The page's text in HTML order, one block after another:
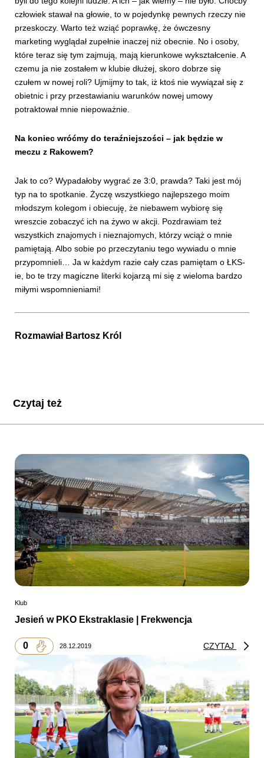
człowiek stawał na głowie, to w pojedynkę pewnych rzeczy nie
przeskoczy. Warto też wziąć poprawkę, że ówczesny
marketing wyglądał zupełnie inaczej niż obecnie. No i osoby,
które teraz się tym zajmują, mają kierunkowe wykształcenie. A
czemu ja nie zostałem w klubie dłużej, skoro dobrze się
czułem w nowej roli? Ujmijmy to tak, iż ktoś nie wywiązał się z
obietnic i przy przestawianiu warunków nowej umowy
potraktował mnie niepoważnie.
Na koniec wróćmy do teraźniejszości – jak będzie w
meczu z Rakowem?
Jak to co? Wypadałoby wygrać ze 3:0, prawda? Taki jest mój
typ na to spotkanie. Życzę wszystkiego najlepszego moim
młodszym kolegom i obiecuję, że niebawem wybiorę się
wreszcie zobaczyć ich na żywo w akcji. Pozdrawiam też
wszystkich znajomych i nieznajomych, którzy wciąż o mnie
pamiętają. Albo sobie po przeczytaniu tego wywiadu o mnie
przypomnieli… Ja w każdym razie cały czas pamiętam o ŁKS-
ie, bo te trzy magiczne literki kojarzą mi się z wieloma bardzo
miłymi wspomnieniami!
Rozmawiał Bartosz Król
Czytaj też
Klub
Jesień w PKO Ekstraklasie | Frekwencja
0 28.12.2019 CZYTAJ